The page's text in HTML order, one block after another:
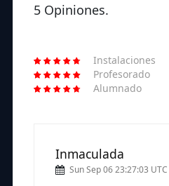
5 Opiniones.
Instalaciones
Profesorado
Alumnado
Inmaculada
Sun Sep 06 23:27:03